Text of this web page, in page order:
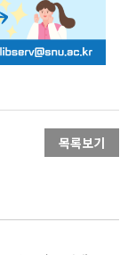
목록보기